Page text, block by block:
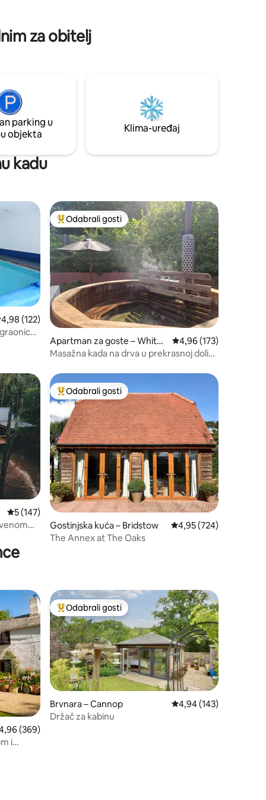
za obitelj
parking u
objekta
Klima-uređaj
kadu
ocjena: 4,98/5, recenzija: 122
4,98 (122)
i
Među najviše rangiranima s oznakom „Odabrali gosti”
Odabrali gosti
Apartman za goste – Whiteb
rook
Prosječna ocjena:
4,96 (173)
Masažna kada na drva u prekrasnoj dolini
„Odabrali gosti”
Prosječna ocjena: 5/5, recenzija: 147
5 (147)
Među najviše rangiranima s oznakom „Odabrali gosti”
Odabrali gosti
Gostinjska kuća – Bridstow Prosječna ocjena:
4,95 (724)
The Annex at The Oaks
„Odabrali gosti”
ocjena: 4,96/5, recenzija: 369
(369)
i
Među najviše rangiranima s oznakom „Odabrali gosti”
Odabrali gosti
Brvnara – Cannop Prosječna ocjena:
4,94 (143)
Držač za kabinu